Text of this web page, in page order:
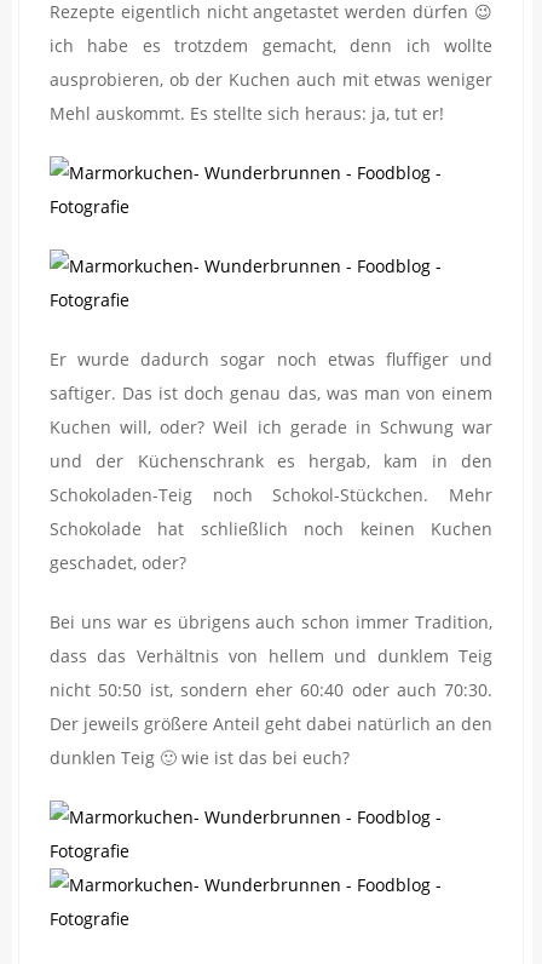
Rezepte eigentlich nicht angetastet werden dürfen 😉
ich habe es trotzdem gemacht, denn ich wollte
ausprobieren, ob der Kuchen auch mit etwas weniger
Mehl auskommt. Es stellte sich heraus: ja, tut er!
Er wurde dadurch sogar noch etwas fluffiger und
saftiger. Das ist doch genau das, was man von einem
Kuchen will, oder? Weil ich gerade in Schwung war
und der Küchenschrank es hergab, kam in den
Schokoladen-Teig noch Schokol-Stückchen. Mehr
Schokolade hat schließlich noch keinen Kuchen
geschadet, oder?
Bei uns war es übrigens auch schon immer Tradition,
dass das Verhältnis von hellem und dunklem Teig
nicht 50:50 ist, sondern eher 60:40 oder auch 70:30.
Der jeweils größere Anteil geht dabei natürlich an den
dunklen Teig 🙂 wie ist das bei euch?